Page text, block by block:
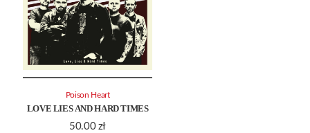
LOVE LIES AND HARD TIMES
50.00 zł
Poison Heart